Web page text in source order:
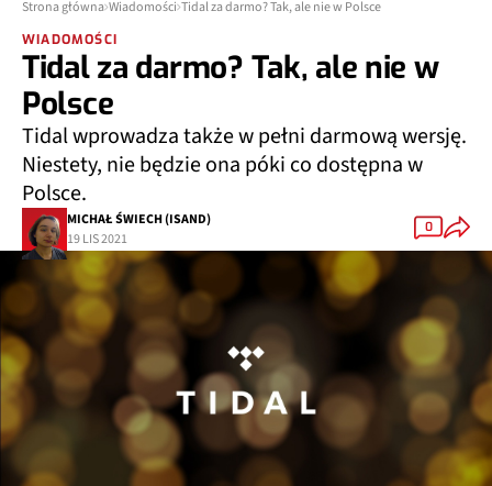
WIADOMOŚCI
Tidal za darmo? Tak, ale nie w
Polsce
Tidal wprowadza także w pełni darmową wersję.
Niestety, nie będzie ona póki co dostępna w
Polsce.
MICHAŁ ŚWIECH (ISAND)
19 LIS 2021
0